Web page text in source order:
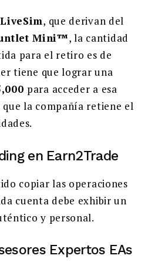
LiveSim, que derivan del
Mini™, la cantidad
para el retiro es de
tiene que lograr una
para acceder a esa
la compañía retiene el
en Earn2Trade
copiar las operaciones
cuenta debe exhibir un
y personal.
Expertos EAs